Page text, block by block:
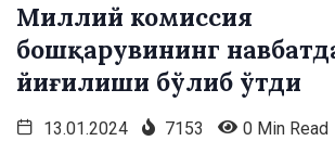
Миллий комиссия
бошқарувининг
йиғилиши бўлиб ўтди
13.01.2024 7153 0 Min Read